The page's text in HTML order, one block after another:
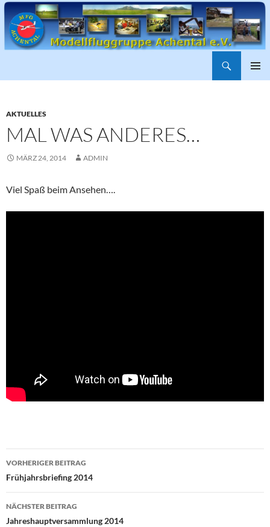
AKTUELLES
MAL WAS ANDERES…
MÄRZ 24, 2014 ADMIN
Viel Spaß beim Ansehen….
Beitragsnavigation
VORHERIGER BEITRAG
Frühjahrsbriefing 2014
NÄCHSTER BEITRAG
Jahreshauptversammlung 2014